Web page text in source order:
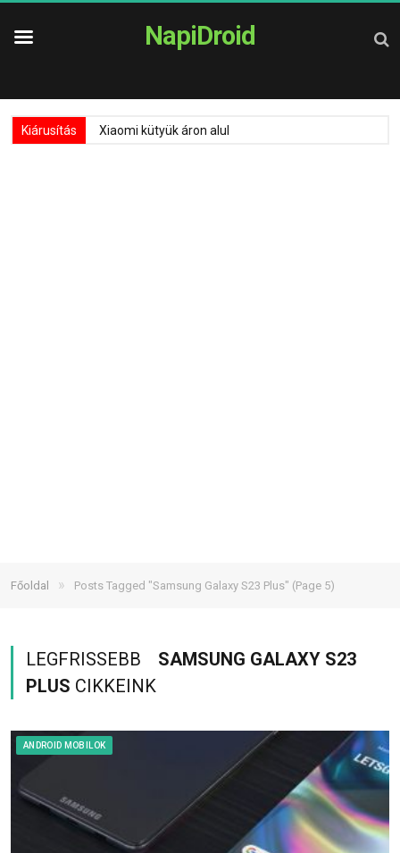
NapiDroid
Kiárusítás Xiaomi kütyük áron alul
Főoldal » Posts Tagged "Samsung Galaxy S23 Plus" (Page 5)
LEGFRISSEBB
SAMSUNG GALAXY S23
PLUS CIKKEINK
ANDROID MOBILOK